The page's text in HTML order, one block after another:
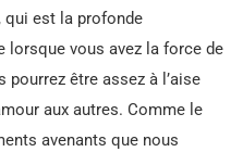
qui est la profonde
lorsque vous avez la force de
être assez à l’aise
aux autres. Comme le
avenants que nous